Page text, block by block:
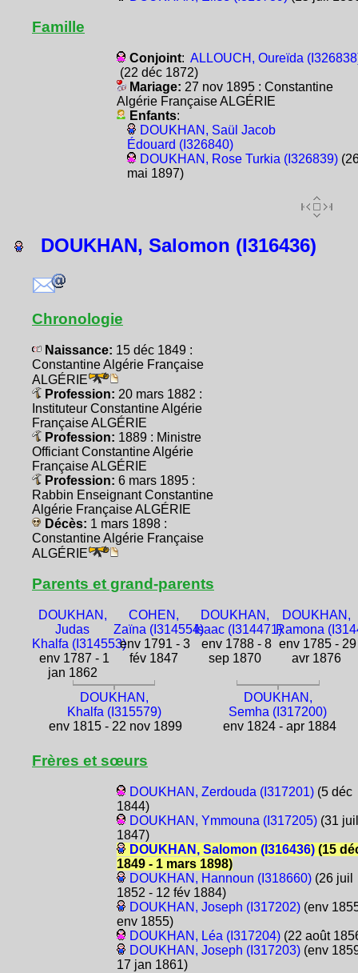
Famille
Conjoint: ALLOUCH, Oureïda
(22 déc 1872)
Mariage: 27 nov 1895 : Constantine
Algérie Française ALGÉRIE
Enfants:
DOUKHAN, Saül Jacob
Édouard (I326840)
DOUKHAN, Rose Turkia (I326839)
mai 1897)
DOUKHAN, Salomon (I316436)
Chronologie
Naissance: 15 déc 1849 :
Constantine Algérie Française
ALGÉRIE
Profession: 20 mars 1882 :
Instituteur Constantine Algérie
Française ALGÉRIE
Profession: 1889 : Ministre
Officiant Constantine Algérie
Française ALGÉRIE
Profession: 6 mars 1895 :
Rabbin Enseignant Constantine
Algérie Française ALGÉRIE
Décès: 1 mars 1898 :
Constantine Algérie Française
ALGÉRIE
Parents et grand-parents
DOUKHAN,
Judas
Khalfa (I314553)
env 1787 - 1
jan 1862
COHEN,
Zaïna (I314554)
env 1791 - 3
fév 1847
DOUKHAN,
Isaac (I314471)
env 1788 - 8
sep 1870
DOUKHAN,
Ramona
env 1785 - 29
avr 1876
DOUKHAN,
Khalfa (I315579)
env 1815 - 22 nov 1899
DOUKHAN,
Semha (I317200)
env 1824 - apr 1884
Frères et sœurs
DOUKHAN, Zerdouda (I317201)(5 déc
1844)
DOUKHAN, Ymmouna (I317205)(31 juil
1847)
DOUKHAN, Salomon (I316436)(15
1849 - 1 mars 1898)
DOUKHAN, Hannoun (I318660)(26 juil
1852 - 12 fév 1884)
DOUKHAN, Joseph (I317202)(env
env 1855)
DOUKHAN, Léa (I317204)(22 août
DOUKHAN, Joseph (I317203)(env
17 jan 1861)